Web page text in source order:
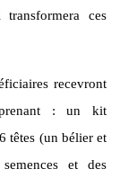
ces
recevront
: un kit
têtes (un bélier et
et des